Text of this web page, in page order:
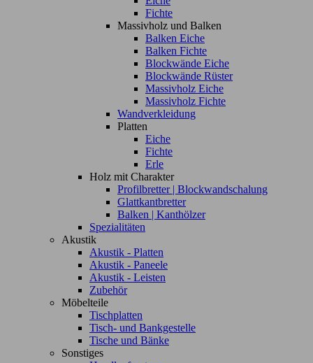
Fichte
Massivholz und Balken
Balken Eiche
Balken Fichte
Blockwände Eiche
Blockwände Rüster
Massivholz Eiche
Massivholz Fichte
Wandverkleidung
Platten
Eiche
Fichte
Erle
Holz mit Charakter
Profilbretter | Blockwandschalung
Glattkantbretter
Balken | Kanthölzer
Spezialitäten
Akustik
Akustik - Platten
Akustik - Paneele
Akustik - Leisten
Zubehör
Möbelteile
Tischplatten
Tisch- und Bankgestelle
Tische und Bänke
Sonstiges